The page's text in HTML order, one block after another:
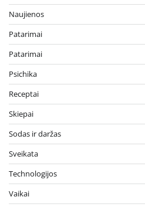
Naujienos
Patarimai
Patarimai
Psichika
Receptai
Skiepai
Sodas ir daržas
Sveikata
Technologijos
Vaikai